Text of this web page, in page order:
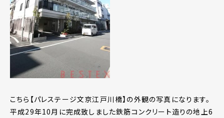
こちら【パレステージ文京江戸川橋】の外観の写真になります。
平成29年10月に完成致しました鉄筋コンクリート造りの地上6